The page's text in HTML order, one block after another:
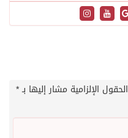
الحقول الإلزامية مشار إليها بـ*